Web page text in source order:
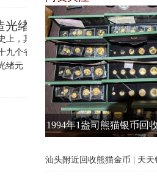
光绪元宝价格
上，其中，银元算
九个省局铸造，是
绪元
1994年1盎司熊猫银币回
汕头附近回收熊猫金币 | 天天